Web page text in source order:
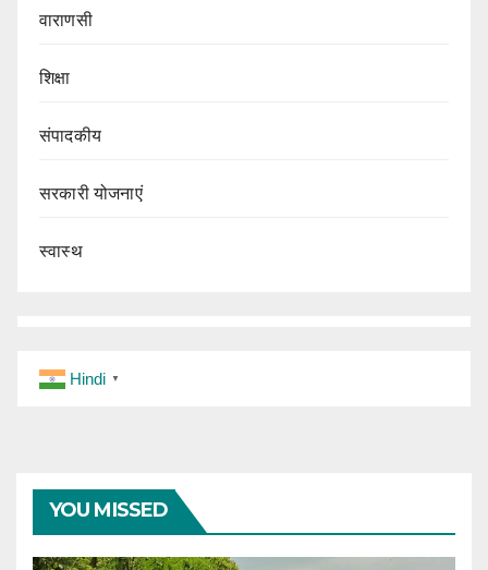
वाराणसी
शिक्षा
संपादकीय
सरकारी योजनाएं
स्वास्थ
Hindi ▼
YOU MISSED